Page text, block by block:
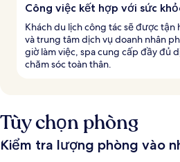
Công việc kết hợp với sức
Khách du lịch công tác sẽ được
và trung tâm dịch vụ doanh nhân
giờ làm việc, spa cung cấp đầy đủ
chăm sóc toàn thân.
Tùy chọn phòng
Kiểm tra lượng phòng vào